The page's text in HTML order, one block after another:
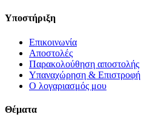
Υποστήριξη
Επικοινωνία
Αποστολές
Παρακολούθηση αποστολής
Υπαναχώρηση & Επιστροφή
Ο λογαριασμός μου
Θέματα